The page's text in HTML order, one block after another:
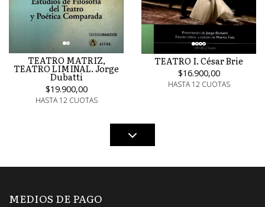
TEATRO MATRIZ,
TEATRO LIMINAL. Jorge
Dubatti
$19.900,00
HASTA 12 CUOTAS
TEATRO I. César Brie
$16.900,00
HASTA 12 CUOTAS
MEDIOS DE PAGO